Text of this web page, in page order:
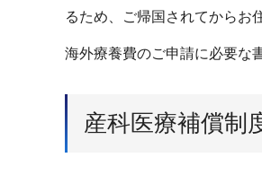
るため、ご帰国されてからお
海外療養費のご申請に必要な
産科医療補償制